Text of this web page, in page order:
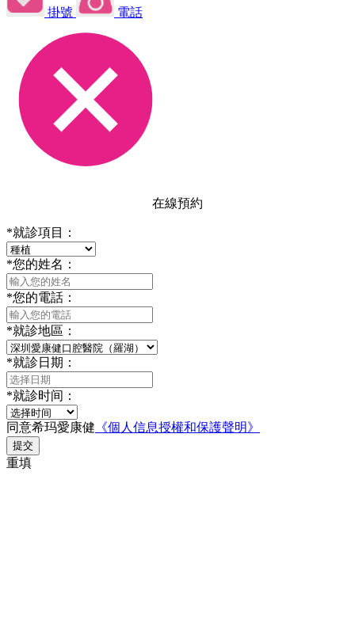
掛號 電話
在線預約
*就診項目：
*您的姓名：
*您的電話：
*就診地區：
*就診日期：
*就診时间：
同意希玛愛康健 《個人信息授權和保護聲明》
提交
重填